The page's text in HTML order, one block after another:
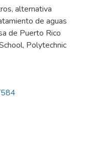
alternativa
de aguas
de Puerto Rico
Polytechnic